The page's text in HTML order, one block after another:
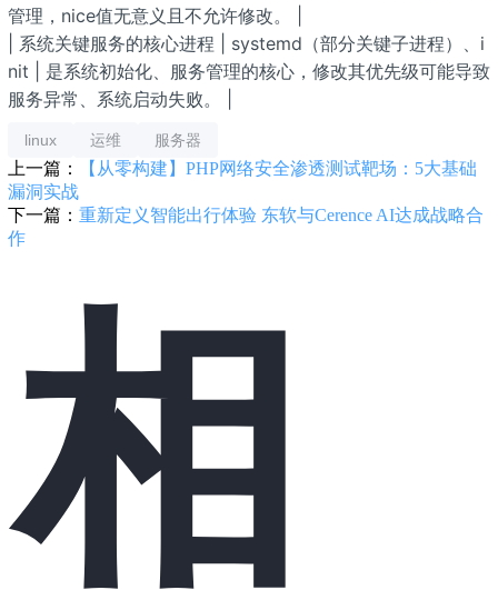
管理，nice值无意义且不允许修改。 |
| 系统关键服务的核心进程 | systemd（部分关键子进程）、i
nit | 是系统初始化、服务管理的核心，修改其优先级可能导致
服务异常、系统启动失败。 |
linux 运维 服务器
上一篇：
【从零构建】PHP网络安全渗透测试靶场：5大基础
漏洞实战
下一篇： 重新定义智能出行体验 东软与Cerence AI达成战略合
作
相